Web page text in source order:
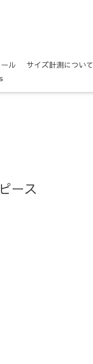
ル サイズ計測について
ース